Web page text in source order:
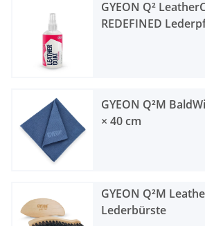
GYEON Q²
REDEFINED
GYEON Q²M
× 40 cm
GYEON Q²M
Lederbürste